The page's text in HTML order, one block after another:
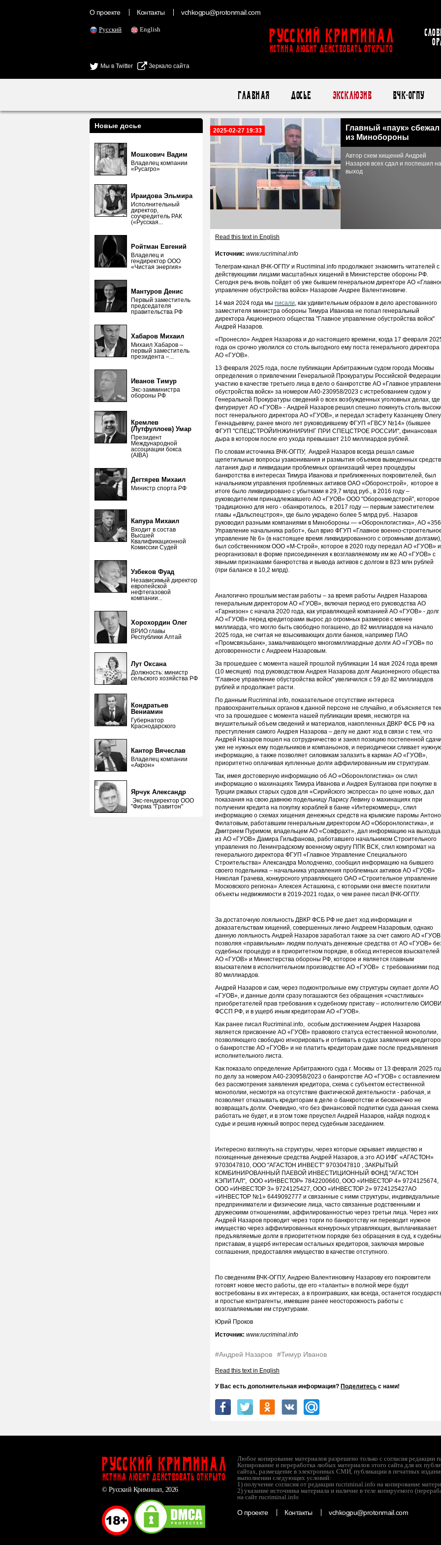
О проекте Контакты vchkogpu@protonmail.com
Русский English
Мы в Twitter Зеркало сайта
Русский Криминал
ИСТИНА ЛЮБИТ ДЕЙСТВОВАТЬ ОТКРЫТО
Главная Досье Эксклюзив ВЧК-ОГПУ
Новые досье
Мошкович Вадим
Владелец компании
«Русагро»
Ираидова Эльмира
Исполнительный
директор,
соучредитель РАК
(«Русская...
Ройтман Евгений
Владелец и
гендиректор ООО
«Чистая энергия»
Мантуров Денис
Первый заместитель
председателя
правительства РФ
Хабаров Михаил
Михаил Хабаров –
первый заместитель
президента –...
Иванов Тимур
Экс-замминистра
обороны РФ
Кремлев
(Лутфуллоев) Умар
Президент
Международной
ассоциации бокса
(AIBA)
Дегтярев Михаил
Министр спорта РФ
Капура Михаил
Входит в состав
Высшей
Квалификационной
Комиссии Судей
Узбеков Фуад
Независимый директор
европейской
нефтегазовой
компании...
Хорохордин Олег
ВРИО главы
Республики Алтай
Лут Оксана
Должность: министр
сельского хозяйства РФ
Кондратьев
Вениамин
Губернатор
Краснодарского
Кантор Вячеслав
Владелец компании
«Акрон»
Ярчук Александр
Экс-гендиректор ООО
"Фирма "Гравитон"
2025-02-27 19:33
Главный «паук» сбежал
из Минобороны
Автор схем хищений Андрей
Назаров всех сдал и поспешил на
выход
Read this text in English
Источник: www.rucriminal.info
Телеграм-канал ВЧК-ОГПУ и Rucriminal.info продолжают знакомить читателей с
действующими лицами масштабных хищений в Министерстве обороны РФ.
Сегодня речь вновь пойдет об уже бывшем генеральном директоре АО
управление обустройства войск» Назарове Андрее Валентиновиче.
14 мая 2024 года мы писали, как удивительным образом в дело арестованного
заместителя министра обороны Тимура Иванова не попал генеральный
директора Акционерного общества "Главное управление обустройства войск"
Андрей Назаров.
«Пронесло» Андрея Назарова и до настоящего времени, когда 17 февраля
года он срочно уволился со столь выгодного ему поста генерального директора
АО «ГУОВ».
13 февраля 2025 года, после публикации Арбитражным судом города Москвы
определения о привлечении Генеральной Прокуратуры Российской Федерации
участию в качестве третьего лица в дело о банкротстве АО «Главное
обустройства войск» за номером А40-230958/2023 с истребованием судом у
Генеральной Прокуратуры сведений о всех возбужденных уголовных делах, где
фигурирует АО «ГУОВ» - Андрей Назаров решил спешно покинуть столь
пост генерального директора АО «ГУОВ», и передал эстафету Казанцеву Олегу
Геннадьевичу, ранее много лет руководившему ФГУП «ГВСУ №14» (бывшее
ФГУП "СПЕЦСТРОЙИНЖИНИРИНГ ПРИ СПЕЦСТРОЕ РОССИИ", финансовая
дыра в котором после его ухода превышает 210 миллиардов рублей.
По словам источника ВЧК-ОГПУ, Андрей Назаров всегда решал самые
щепетильные вопросы узаконивания и размытия объемов выведенных
латания дыр и ликвидации проблемных организаций через процедуры
банкротства в интересах Тимура Иванова и приближенных покровителей, был
начальником управления проблемных активов ОАО «Оборонстрой», которое в
итоге было ликвидировано с убытками в 29,7 млрд руб., в 2016 году –
руководителем принадлежавшего АО «ГУОВ» ООО "Оборонмедстрой", которое
традиционно для него - обанкротилось, в 2017 году — первым заместителем
главы «Дальспецстроя», где было украдено более 5 млрд руб.. Назаров
руководил разными компаниями в Минобороны — «Оборонлогистика», АО «356
Управление начальника работ», был врио ФГУП «Главное военно-
управление № 6» (в настоящее время ликвидированного с огромными долгами),
был собственником ООО «М-Строй», которое в 2020 году передал АО «ГУОВ» и
реорганизовал в форме присоединения к возглавляемому им же АО «ГУОВ» с
явными признаками банкротства и вывода активов с долгом в 823 млн рублей
(при балансе в 10,2 млрд).
Аналогично прошлым местам работы – за время работы Андрея Назарова
генеральным директором АО «ГУОВ», включая период его руководства АО
«Гарнизон» с начала 2020 года, как управляющей компанией АО «ГУОВ» - долг
АО «ГУОВ» перед кредиторами вырос до огромных размеров с менее
миллиарда, что могло быть свободно погашено, до 82 миллиардов на начало
2025 года, не считая не взыскивающих долги банков, например ПАО
«Промсвязьбанк», замалчивающего многомиллиардные долги АО «ГУОВ» по
договоренности с Андреем Назаровым.
За прошедшее с момента нашей прошлой публикации 14 мая 2024 года время
(10 месяцев) под руководством Андрея Назарова долг Акционерного общества
"Главное управление обустройства войск" увеличился с 59 до 82 миллиардов
рублей и продолжает расти.
По данным Rucriminal.info, показательное отсутствие интереса
правоохранительных органов к данной персоне не случайно, и объясняется
что за прошедшее с момента нашей публикации время, несмотря на
внушительный объем сведений и материалов, накопленных ДВКР ФСБ РФ на
преступления самого Андрея Назарова – делу не дают ход в связи с тем, что
Андрей Назаров пошел на сотрудничество и занял позицию постепенной сдачи
уже не нужных ему подельников и компаньонов, и периодически сливает
информацию, а также позволяет силовикам залазить в карман АО «ГУОВ»,
приоритетно оплачивая купленные долги аффилированным им структурам.
Так, имея достоверную информацию об АО «Оборонлогистика» он слил
информацию о махинациях Тимура Иванова и Андрея Булгакова при покупке в
Турции ржавых старых судов для «Сирийского экспресса» по цене новых, дал
показания на свою давнюю подельницу Ларису Левину о махинациях при
получении кредита на покупку кораблей в банке «Интеркоммерц», слил
информацию о схемах хищения денежных средств на крымские паромы
Филатовым, работавшим генеральным директором АО «Оборонлогистика», и
Дмитрием Пуримом, владельцем АО «Совфрахт», дал информацию на выходца
из АО «ГУОВ» Дамира Гильфанова, работавшего начальником Строительного
управления по Ленинградскому военному округу ППК ВСК, слил компромат на
генерального директора ФГУП «Главное Управление Специального
Строительства» Александра Молодченко, сообщил информацию на бывшего
своего подельника – начальника управления проблемных активов АО «ГУОВ»
Николая Грачева, конкурсного управляющего ОАО «Строительное управление
Московского региона» Алексея Асташкина, с которыми они вместе похитили
объекты недвижимости в 2019-2021 годах, о чем ранее писал ВЧК-ОГПУ.
За достаточную лояльность ДВКР ФСБ РФ не дает ход информации и
доказательствам хищений, совершенных лично Андреем Назаровым, однако
данную лояльность Андрей Назаров заработал также за счет самого АО
позволяя «правильным» людям получать денежные средства от АО «ГУОВ»
судебных процедур и в приоритетном порядке, в обход интересов взыскателей
АО «ГУОВ» и Министерства обороны РФ, которое и является главным
взыскателем в исполнительном производстве АО «ГУОВ» с требованиями под
80 миллиардов.
Андрей Назаров и сам, через подконтрольные ему структуры скупает долги АО
«ГУОВ», и данные долги сразу погашаются без обращения «счастливых»
приобретателей прав требования к судебному приставу – исполнителю
ФССП РФ, и в ущерб иным кредиторам АО «ГУОВ».
Как ранее писал Rucriminal.info, особым достижением Андрея Назарова
является присвоение АО «ГУОВ» правового статуса естественной монополии,
позволяющего свободно игнорировать и отбивать в судах заявления
о банкротстве АО «ГУОВ» и не платить кредиторам даже после предъявления
исполнительного листа.
Как показало определение Арбитражного суда г. Москвы от 13 февраля 2025
по делу за номером А40-230958/2023 о банкротстве АО «ГУОВ» с оставлением
без рассмотрения заявления кредитора, схема с субъектом естественной
монополии, несмотря на отсутствие фактической деятельности - рабочая, и
позволяет отказывать кредиторам в деле о банкротстве и бесконечно не
возвращать долги. Очевидно, что без финансовой подпитки суда данная схема
работать не будет, и в этом тоже преуспел Андрей Назаров, найдя подход к
судье и решив нужный вопрос перед судебным заседанием.
Интересно взглянуть на структуры, через которые скрывает имущество и
похищенные денежные средства Андрей Назаров, а это АО ИФГ «АГАСТОН»
9703047810, ООО "АГАСТОН ИНВЕСТ" 9703047810 , ЗАКРЫТЫЙ
КОМБИНИРОВАННЫЙ ПАЕВОЙ ИНВЕСТИЦИОННЫЙ ФОНД "АГАСТОН
КЭПИТАЛ", ООО «ИНВЕСТОР» 7842200660, ООО «ИНВЕСТОР 4» 9724125674,
ООО «ИНВЕСТОР 3» 9724125427, ООО «ИНВЕСТОР 2» 9724125427АО
«ИНВЕСТОР №1» 6449092777 и связанные с ними структуры, индивидуальные
предприниматели и физические лица, часто связанные родственными и
дружескими отношениями, аффилированностью через третьи лица. Через них
Андрей Назаров проводит через торги по банкротству ни переводит нужное
имущество через аффилированных конкурсных управляющих, выплачиваяает
предъявляемые долги в приоритетном порядке без обращения в суд, к
приставам, в ущерб интересам остальных кредиторов, заключая мировые
соглашения, предоставляя имущество в качестве отступного.
По сведениям ВЧК-ОГПУ, Андрею Валентиновичу Назарову его покровители
готовят новое место работы, где его «таланты» в полной мере будут
востребованы в их интересах, а в проигравших, как всегда, останется
и простые контрагенты, имевшие ранее неосторожность работы с
возглавляемыми им структурами.
Юрий Проков
Источник: www.rucriminal.info
#Андрей Назаров #Тимур Иванов
Read this text in English
У Вас есть дополнительная информация? Поделитесь с нами!
Русский Криминал
ИСТИНА ЛЮБИТ ДЕЙСТВОВАТЬ ОТКРЫТО
© Русский Криминал, 2026
Любое копирование материалов разрешено только с согласия редакции
Копирование и переработка любых материалов этого сайта для их
сайтах, размещение в электронных СМИ, публикации в печатных
выполнении следующих условий:
1) получение согласия от редакции rucriminal.info на копирование
2) указание источника материала и наличие в теле копируемого
на сайт rucriminal.info
О проекте Контакты vchkogpu@protonmail.com